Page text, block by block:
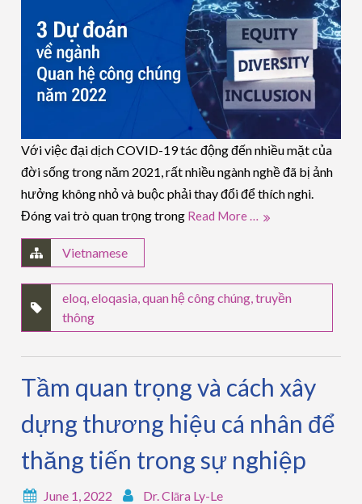
Với việc đại dịch COVID-19 tác động đến nhiều mặt của
đời sống trong năm 2021, rất nhiều ngành nghề đã bị ảnh
hưởng không nhỏ và buộc phải thay đổi để thích nghi.
Đóng vai trò quan trọng trong Read More …
Vietnamese
eloq,eloqasia,quan hệ công chúng,truyền
thông
Tầm quan trọng và cách xây
dựng thương hiệu cá nhân để
thăng tiến trong sự nghiệp
June 1, 2022 Dr. Clāra Ly-Le